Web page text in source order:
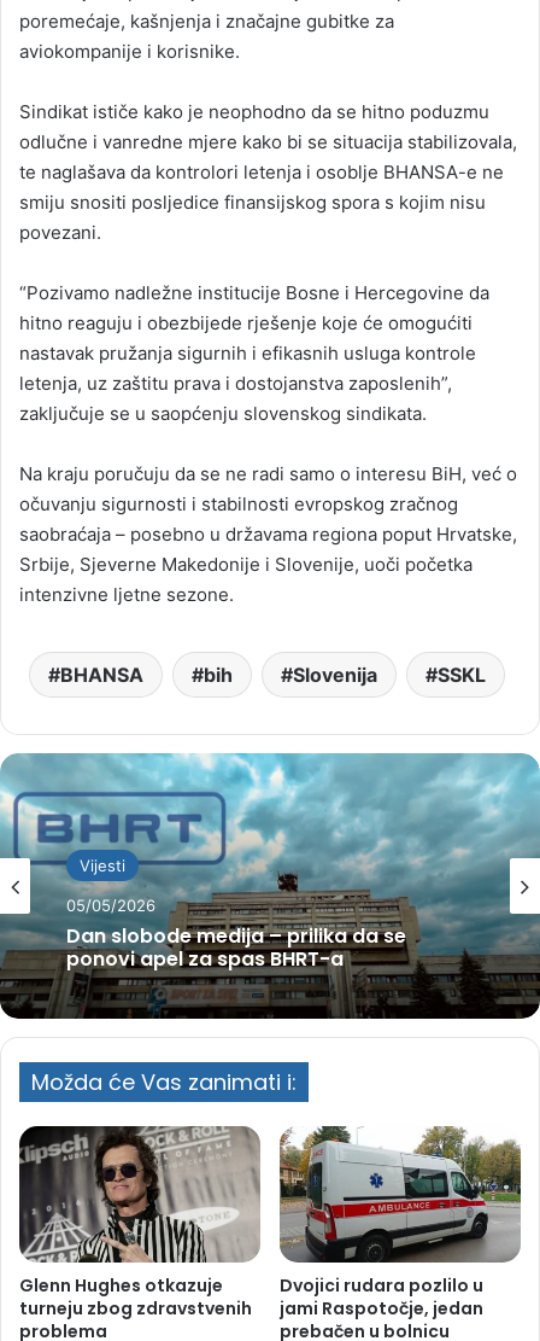
poremećaje, kašnjenja i značajne gubitke za
aviokompanije i korisnike.
Sindikat ističe kako je neophodno da se hitno poduzmu
odlučne i vanredne mjere kako bi se situacija stabilizovala,
te naglašava da kontrolori letenja i osoblje BHANSA-e ne
smiju snositi posljedice finansijskog spora s kojim nisu
povezani.
“Pozivamo nadležne institucije Bosne i Hercegovine da
hitno reaguju i obezbijede rješenje koje će omogućiti
nastavak pružanja sigurnih i efikasnih usluga kontrole
letenja, uz zaštitu prava i dostojanstva zaposlenih”,
zaključuje se u saopćenju slovenskog sindikata.
Na kraju poručuju da se ne radi samo o interesu BiH, već o
očuvanju sigurnosti i stabilnosti evropskog zračnog
saobraćaja – posebno u državama regiona poput Hrvatske,
Srbije, Sjeverne Makedonije i Slovenije, uoči početka
intenzivne ljetne sezone.
BHANSA bih Slovenija SSKL
Vijesti
05/05/2026
Dan slobode medija – prilika da se
ponovi apel za spas BHRT-a
Možda će Vas zanimati i:
Glenn Hughes otkazuje
turneju zbog zdravstvenih
problema
Dvojici rudara pozlilo u
jami Raspotočje, jedan
prebačen u bolnicu